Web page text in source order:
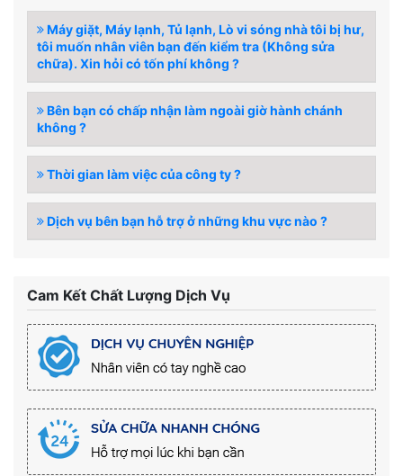
Máy giặt, Máy lạnh, Tủ lạnh, Lò vi sóng nhà tôi bị hư,
tôi muốn nhân viên bạn đến kiểm tra (Không sửa
chữa). Xin hỏi có tốn phí không ?
Bên bạn có chấp nhận làm ngoài giờ hành chánh
không ?
Thời gian làm việc của công ty ?
Dịch vụ bên bạn hỗ trợ ở những khu vực nào ?
Cam Kết Chất Lượng Dịch Vụ